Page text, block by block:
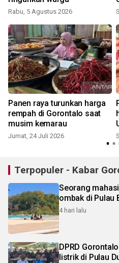
Rabu, 5 Agustus 2026
Panen raya turunkan harga
rempah di Gorontalo saat
musim kemarau
Jumat, 24 Juli 2026
Terpopuler - Kabar
Seorang
ombak di Pulau
4 hari lalu
DPRD
listrik di Pulau